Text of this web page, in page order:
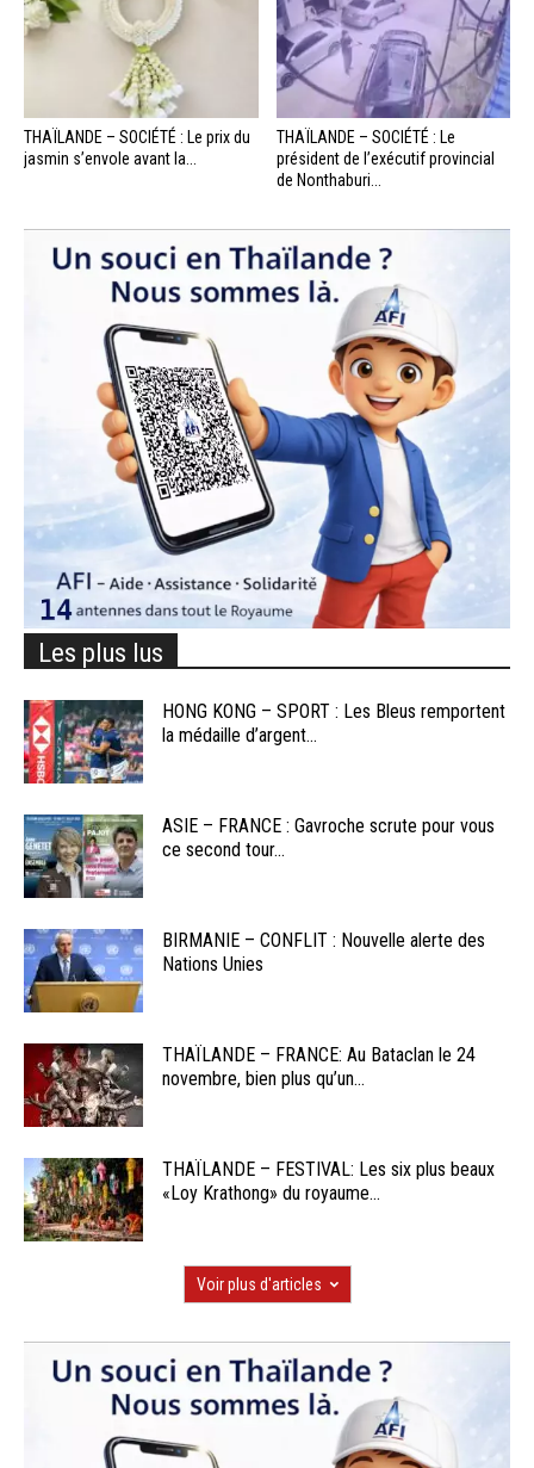
THAÏLANDE – SOCIÉTÉ : Le prix du
jasmin s’envole avant la...
THAÏLANDE – SOCIÉTÉ : Le
président de l’exécutif provincial
de Nonthaburi...
Les plus lus
HONG KONG – SPORT : Les Bleus remportent
la médaille d’argent...
ASIE – FRANCE : Gavroche scrute pour vous
ce second tour...
BIRMANIE – CONFLIT : Nouvelle alerte des
Nations Unies
THAÏLANDE – FRANCE: Au Bataclan le 24
novembre, bien plus qu’un...
THAÏLANDE – FESTIVAL: Les six plus beaux
«Loy Krathong» du royaume...
Voir plus d'articles